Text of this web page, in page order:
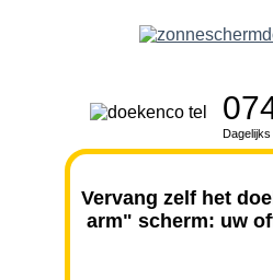
Vervang zelf het
arm" scherm: uw